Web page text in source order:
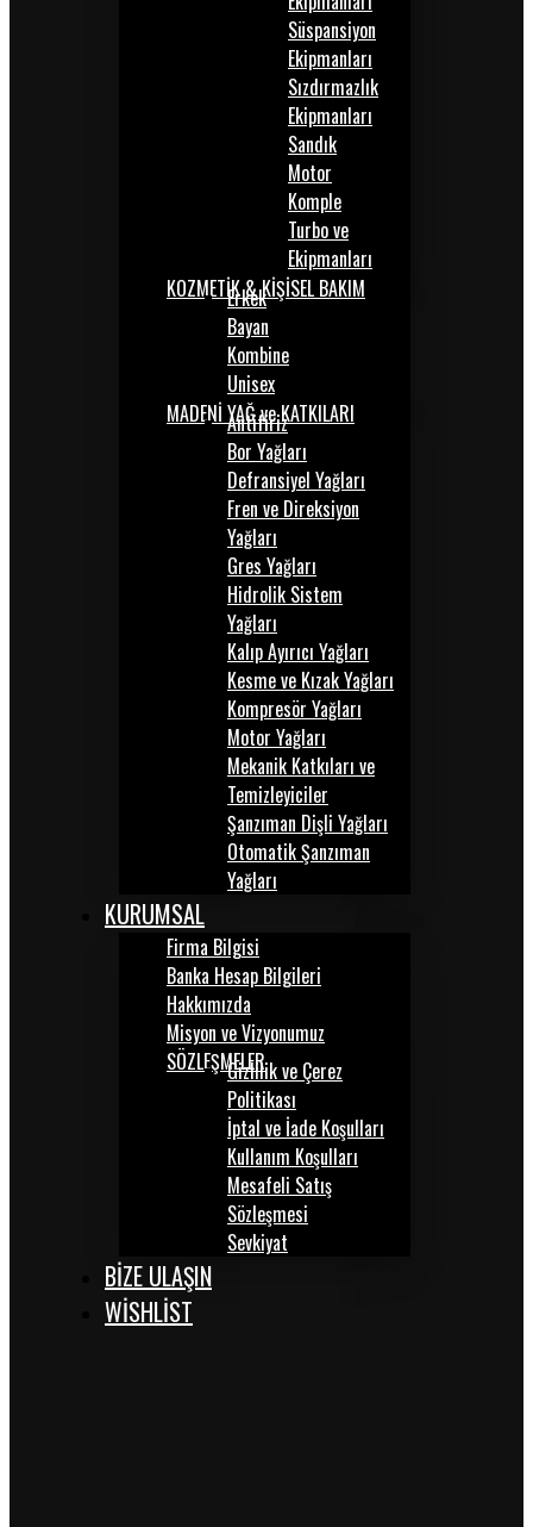
Süspansiyon
Ekipmanları
Sızdırmazlık
Ekipmanları
Sandık
Motor
Komple
Turbo ve
Ekipmanları
KOZMETİK & KİŞİSEL BAKIM
Erkek
Bayan
Kombine
Unisex
MADENİ YAĞ ve KATKILARI
Antifiriz
Bor Yağları
Defransiyel Yağları
Fren ve Direksiyon
Yağları
Gres Yağları
Hidrolik Sistem
Yağları
Kalıp Ayırıcı Yağları
Kesme ve Kızak Yağları
Kompresör Yağları
Motor Yağları
Mekanik Katkıları ve
Temizleyiciler
Şanzıman Dişli Yağları
Otomatik Şanzıman
Yağları
KURUMSAL
Firma Bilgisi
Banka Hesap Bilgileri
Hakkımızda
Misyon ve Vizyonumuz
SÖZLEŞMELERGizlilik ve Çerez
Politikası
İptal ve İade Koşulları
Kullanım Koşulları
Mesafeli Satış
Sözleşmesi
Sevkiyat
BİZE ULAŞIN
WISHLIST